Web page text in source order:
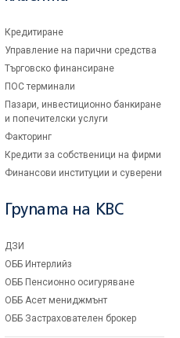
Кредитиране
Управление на парични средства
Търговско финансиране
ПОС терминали
Пазари, инвестиционно банкиране
и попечителски услуги
Факторинг
Кредити за собственици на фирми
Финансови институции и суверени
Групата на KBC
ДЗИ
ОББ Интерлийз
ОББ Пенсионно осигуряване
ОББ Асет мениджмънт
ОББ Застрахователен брокер